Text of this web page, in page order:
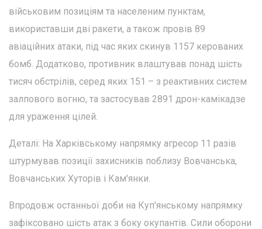
військовим позиціям та населеним пунктам,
використавши дві ракети, а також провів 89
авіаційних атаки, під час яких скинув 1157 керованих
бомб. Додатково, противник влаштував понад шість
тисяч обстрілів, серед яких 151 – з реактивних систем
залпового вогню, та застосував 2891 дрон-камікадзе
для ураження цілей.
Деталі: На Харківському напрямку агресор 11 разів
штурмував позиції захисників поблизу Вовчанська,
Вовчанських Хуторів і Кам'янки.
Впродовж останньої доби на Куп'янському напрямку
зафіксовано шість атак з боку окупантів. Сили оборони